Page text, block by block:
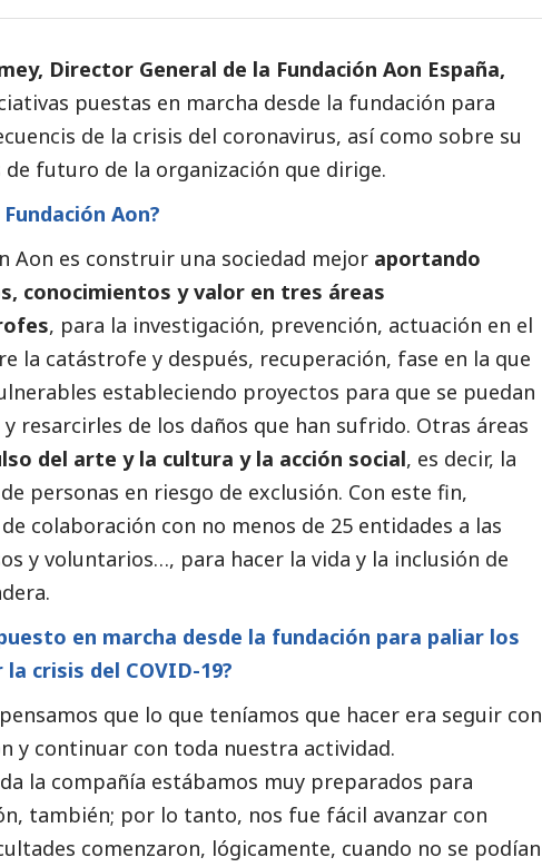
Director General de la Fundación Aon España,
puestas en marcha desde la fundación para
de la crisis del coronavirus, así como sobre su
de futuro de la organización que dirige.
Aon?
Aon es construir una sociedad mejor aportando
conocimientos y valor en tres áreas
, para la investigación, prevención, actuación en el
la catástrofe y después, recuperación, fase en la que
estableciendo proyectos para que se puedan
resarcirles de los daños que han sufrido. Otras áreas
del arte y la cultura y la acción social, es decir, la
personas en riesgo de exclusión. Con este fin,
colaboración con no menos de 25 entidades a las
y voluntarios…, para hacer la vida y la inclusión de
en marcha desde la fundación para paliar los
crisis del COVID-19?
que lo que teníamos que hacer era seguir con
y continuar con toda nuestra actividad.
la compañía estábamos muy preparados para
también; por lo tanto, nos fue fácil avanzar con
comenzaron, lógicamente, cuando no se podían